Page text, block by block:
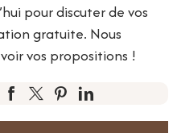
pour discuter de vos
gratuite. Nous
vos propositions !